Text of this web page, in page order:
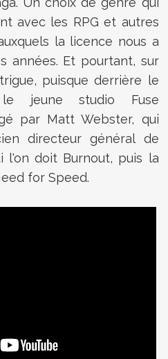
avec les RPG et autres
la licence nous a
années. Et pourtant, sur
puisque derrière le
jeune studio Fuse
par Matt Webster, qui
directeur général de
l'on doit Burnout, puis la
for Speed.